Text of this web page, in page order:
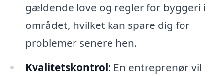
gældende love og regler for byggeri i
området, hvilket kan spare dig for
problemer senere hen.
Kvalitetskontrol: En entreprenør vil